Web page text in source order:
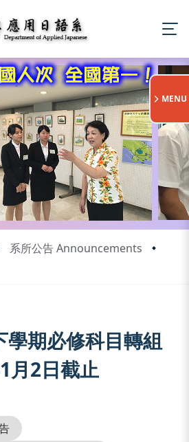
系所公告 Announcements
MENU
學期必修科目轉組
月2日截止